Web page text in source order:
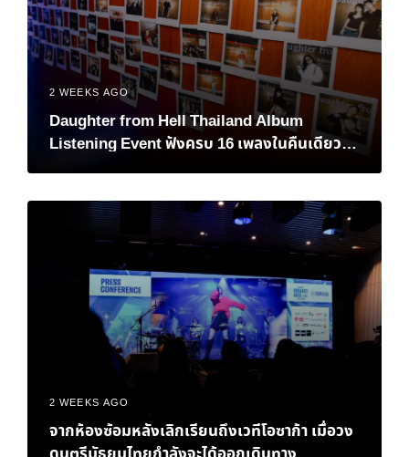
2 WEEKS AGO
Daughter from Hell Thailand Album
Listening Event ฟังครบ 16 เพลงในคืนเดียว
2 WEEKS AGO
จากห้องซ้อมหลังเลิกเรียนถึงเวทีโอซาก้า เมื่อวง